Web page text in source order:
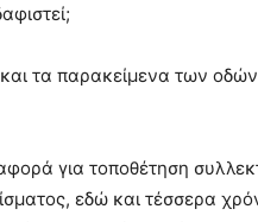
και τα παρακείμενα των
για τοποθέτηση
εδώ και τέσσερα